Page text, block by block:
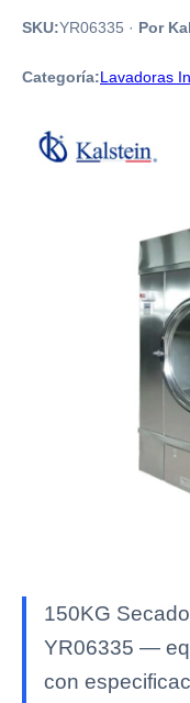
SKU:YR06335 · Por
Categoría:Lavadoras
150KG
YR06335 —
con